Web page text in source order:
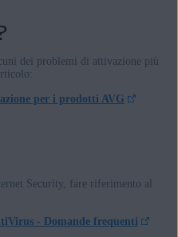
dei problemi di attivazione più
per i prodotti AVG
Security, fare riferimento al
- Domande frequenti